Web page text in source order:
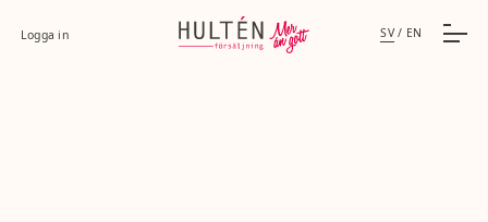
Logga in SV / EN